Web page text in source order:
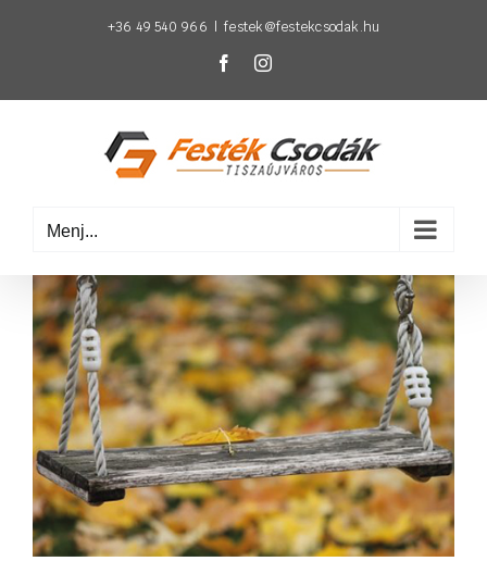
+36 49 540 966 festek@festekcsodak.hu
FacebookInstagram
Menj...